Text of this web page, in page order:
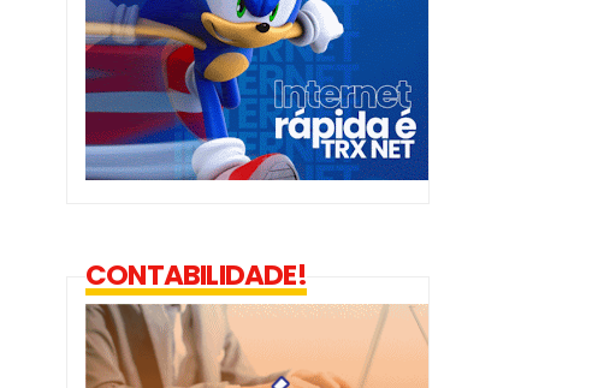
CONTABILIDADE!